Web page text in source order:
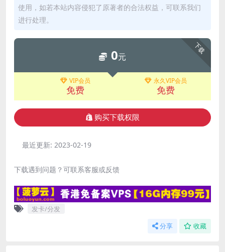
使用，如若本站内容侵犯了原著者的合法权益，可联系我们
进行处理。
下载
0元
VIP会员
免费
永久VIP会员
免费
购买下载权限
最近更新: 2023-02-19
下载遇到问题？可联系客服或反馈
发卡/分发
分享 收藏